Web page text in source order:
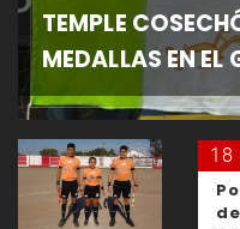
TEMPLE
MEDALLAS EN EL
18